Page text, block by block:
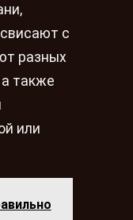
с
разных
а также
или